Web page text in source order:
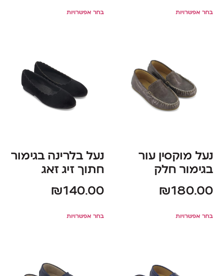
בחר אפשרויות בחר אפשרויות
נעל מוקסין עור
בגימור חלק
₪180.00
בחר אפשרויות
נעל בלרינה בגימור
חתוך זיג זאג
₪140.00
בחר אפשרויות